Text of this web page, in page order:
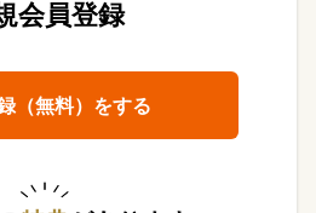
会員登録
（無料）をする